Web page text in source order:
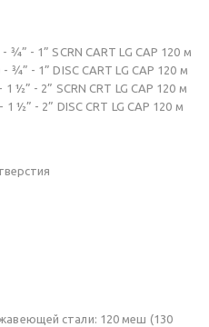
¾” - 1” SCRN CART LG CAP 120 м
¾” - 1” DISC CART LG CAP 120 м
½” - 2” SCRN CRT LG CAP 120 м
1 ½” - 2” DISC CRT LG CAP 120 м
стали: 120 меш (130